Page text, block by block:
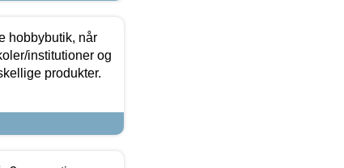
hobbybutik, når
institutioner og
produkter.